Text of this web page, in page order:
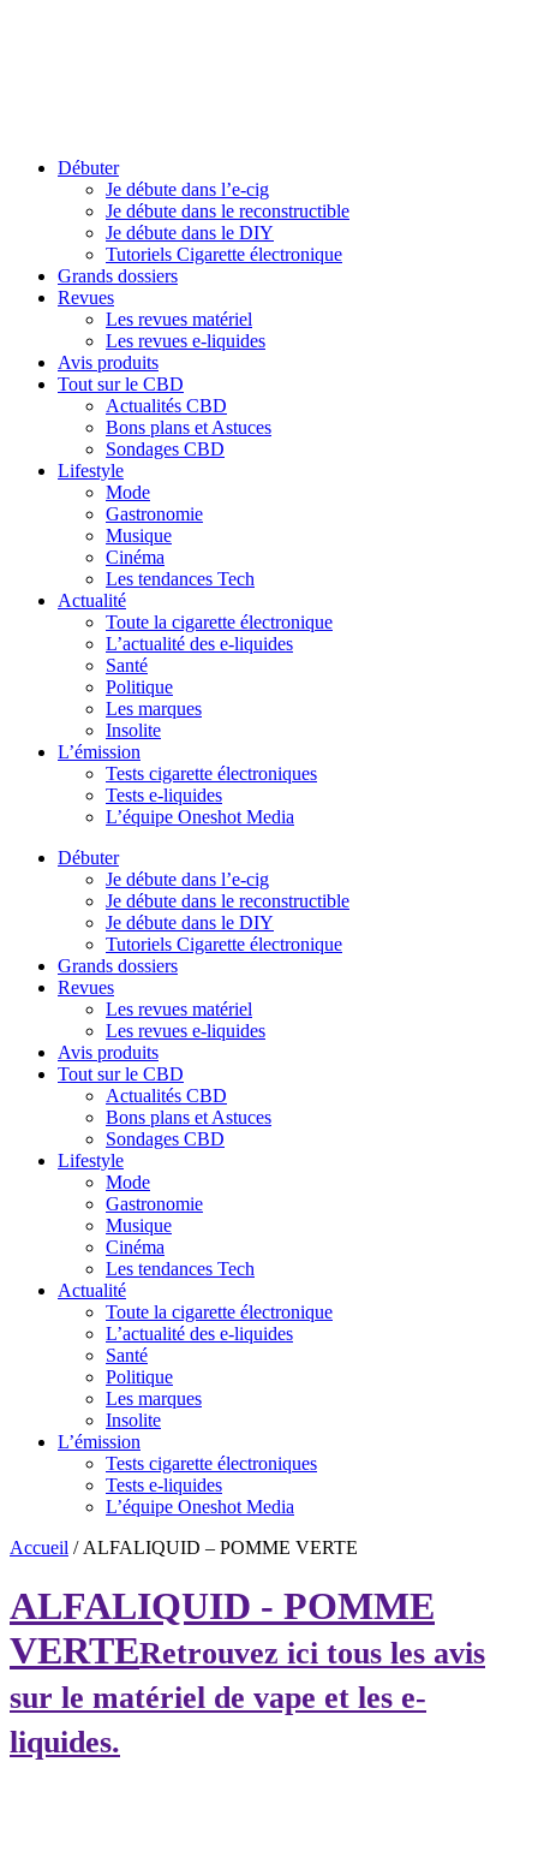
Débuter
Je débute dans l’e-cig
Je débute dans le reconstructible
Je débute dans le DIY
Tutoriels Cigarette électronique
Grands dossiers
Revues
Les revues matériel
Les revues e-liquides
Avis produits
Tout sur le CBD
Actualités CBD
Bons plans et Astuces
Sondages CBD
Lifestyle
Mode
Gastronomie
Musique
Cinéma
Les tendances Tech
Actualité
Toute la cigarette électronique
L’actualité des e-liquides
Santé
Politique
Les marques
Insolite
L’émission
Tests cigarette électroniques
Tests e-liquides
L’équipe Oneshot Media
Débuter
Je débute dans l’e-cig
Je débute dans le reconstructible
Je débute dans le DIY
Tutoriels Cigarette électronique
Grands dossiers
Revues
Les revues matériel
Les revues e-liquides
Avis produits
Tout sur le CBD
Actualités CBD
Bons plans et Astuces
Sondages CBD
Lifestyle
Mode
Gastronomie
Musique
Cinéma
Les tendances Tech
Actualité
Toute la cigarette électronique
L’actualité des e-liquides
Santé
Politique
Les marques
Insolite
L’émission
Tests cigarette électroniques
Tests e-liquides
L’équipe Oneshot Media
Accueil / ALFALIQUID – POMME VERTE
ALFALIQUID - POMME
VERTERetrouvez ici tous les avis
sur le matériel de vape et les e-
liquides.